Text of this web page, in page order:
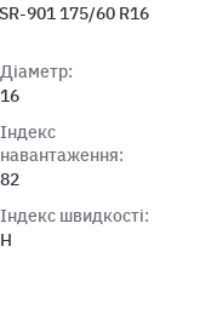
901 175/60 R16
Діаметр:
16
Індекс
навантаження:
82
Індекс швидкості:
H